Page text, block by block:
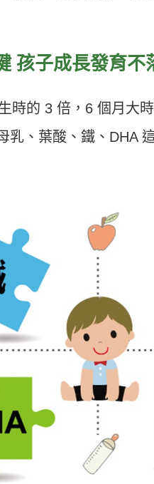
孩子成長發育不
時的 3 倍，6 個月大
乳、葉酸、鐵、DHA